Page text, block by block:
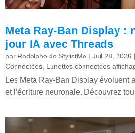
Meta Ray-Ban Display :
jour IA avec Threads
par Rodolphe de StylistMe |Juil 28, 2026
Connectées, Lunettes connectées
Les Meta Ray-Ban Display évoluent
et l’écriture neuronale. Découvrez